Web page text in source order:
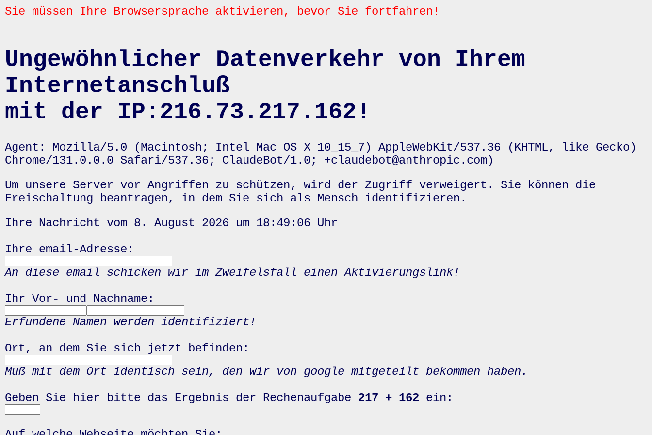
Sie müssen Ihre Browsersprache aktivieren, bevor Sie fortfahren!
Ungewöhnlicher Datenverkehr von Ihrem
Internetanschluß
mit der IP:216.73.217.162!
Agent: Mozilla/5.0 (Macintosh; Intel Mac OS X 10_15_7) AppleWebKit/537.36 (KHTML, like Gecko)
Chrome/131.0.0.0 Safari/537.36; ClaudeBot/1.0; +claudebot@anthropic.com)
Um unsere Server vor Angriffen zu schützen, wird der Zugriff verweigert. Sie können die
Freischaltung beantragen, in dem Sie sich als Mensch identifizieren.
Ihre Nachricht vom 8. August 2026 um 18:49:06 Uhr
Ihre email-Adresse:
An diese email schicken wir im Zweifelsfall einen Aktivierungslink!
Ihr Vor- und Nachname:
Erfundene Namen werden identifiziert!
Ort, an dem Sie sich jetzt befinden:
Muß mit dem Ort identisch sein, den wir von google mitgeteilt bekommen haben.
Geben Sie hier bitte das Ergebnis der Rechenaufgabe 217 + 162 ein: